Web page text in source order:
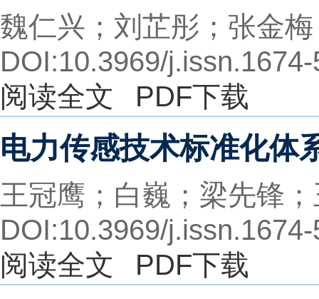
魏仁兴；刘芷彤；张金
DOI:10.3969/
阅读全文
PDF下载
电力传感技术标准化体
王冠鹰；白巍；梁先锋
DOI:10.3969/
阅读全文
PDF下载